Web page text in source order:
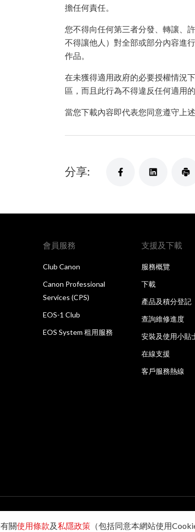
擔任何責任。
您不得向任何第三者分發、轉讓、
不得讓他人）對全部或部分內容進
作品。
在未獲得適用政府的必要授權情況
區，而且此行為不得違反任何適用
當您下載內容即代表您同意遵守上
分享:
會員服務
Club Canon
Canon Professional
Services (CPS)
EOS-1 Club
EOS System 租用服務
支援及下載
服務概覽
下載
產品及積分登記
查詢維修進度
安裝及使用小貼
在線支援
客戶服務熱線
關使用條款及私隱政策 （包括同意本網站使用